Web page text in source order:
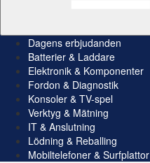
Dagens erbjudanden
Batterier & Laddare
Elektronik & Komponenter
Fordon & Diagnostik
Konsoler & TV-spel
Verktyg & Mätning
IT & Anslutning
Lödning & Reballing
Mobiltelefoner & Surfplattor